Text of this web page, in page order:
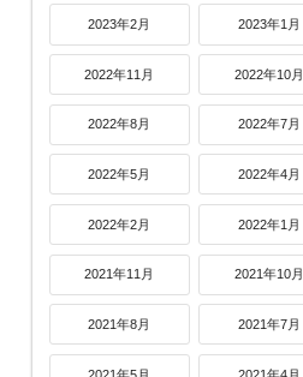
2023年2月 2023年1月
2022年11月 2022年10月
2022年8月 2022年7月
2022年5月 2022年4月
2022年2月 2022年1月
2021年11月 2021年10月
2021年8月 2021年7月
2021年5月 2021年4月